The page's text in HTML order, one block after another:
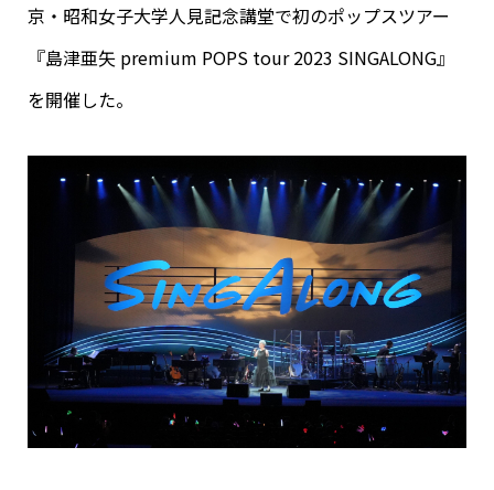
京・昭和女子大学人見記念講堂で初のポップスツアー
『島津亜矢 premium POPS tour 2023 SINGALONG』
を開催した。